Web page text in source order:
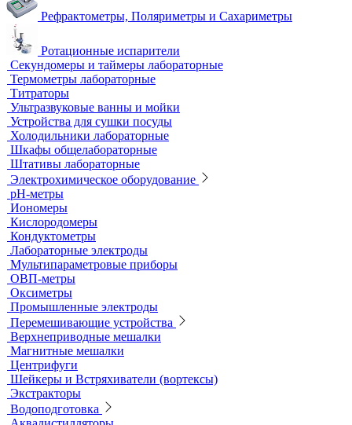
Рефрактометры, Поляриметры и Сахариметры
Ротационные испарители
Секундомеры и таймеры лабораторные
Термометры лабораторные
Титраторы
Ультразвуковые ванны и мойки
Устройства для сушки посуды
Холодильники лабораторные
Шкафы общелабораторные
Штативы лабораторные
Электрохимическое оборудование
pH-метры
Иономеры
Кислородомеры
Кондуктометры
Лабораторные электроды
Мультипараметровые приборы